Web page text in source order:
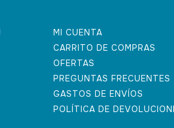
MI CUENTA
CARRITO DE COMPRAS
OFERTAS
PREGUNTAS FRECUENTES
GASTOS DE ENVÍOS
POLÍTICA DE